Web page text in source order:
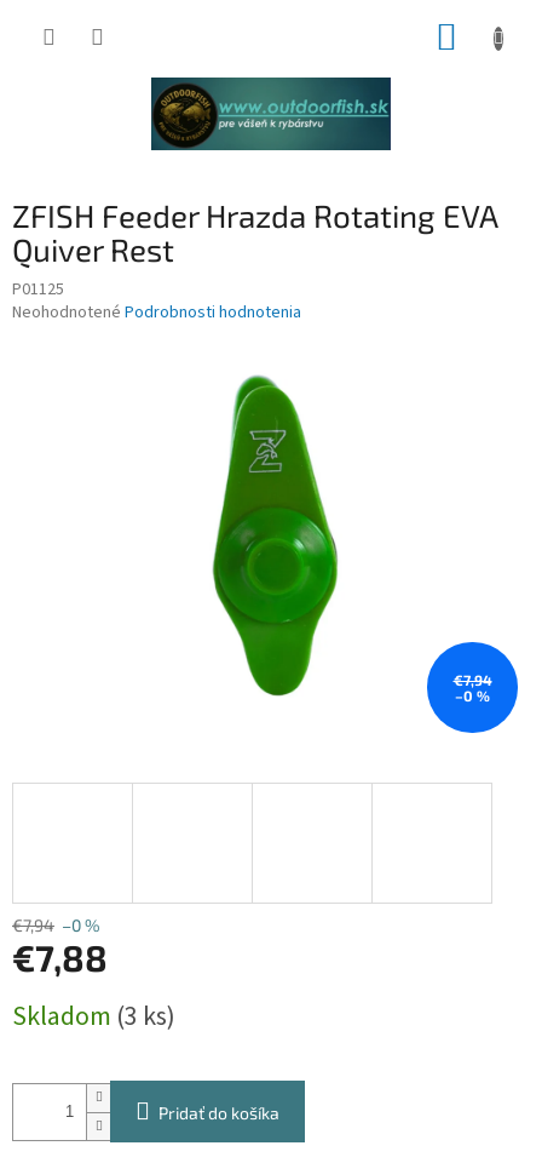
ZFISH Feeder Hrazda Rotating EVA
Quiver Rest
P01125
Priemerné
Neohodnotené Podrobnosti hodnotenia
€7,94
–0 %
€7,94 –0 %
€7,88
cena:
Skladom (3 ks)
Pridať do košíka